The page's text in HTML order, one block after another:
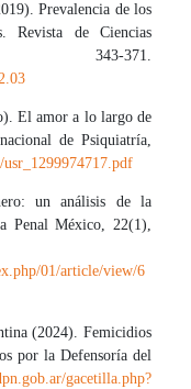
Prevalencia de los
Revista de Ciencias
371.
El amor a lo largo de
de Psiquiatría,
un análisis de la
Penal México, 22(1),
01/article/view/6
(2024). Femicidios
por la Defensoría del
gacetilla.php?